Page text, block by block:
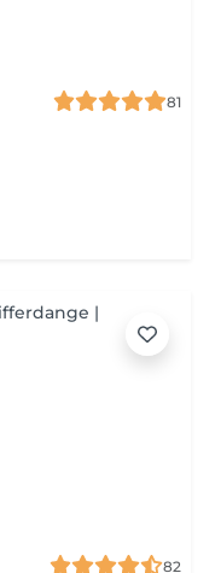
81
82